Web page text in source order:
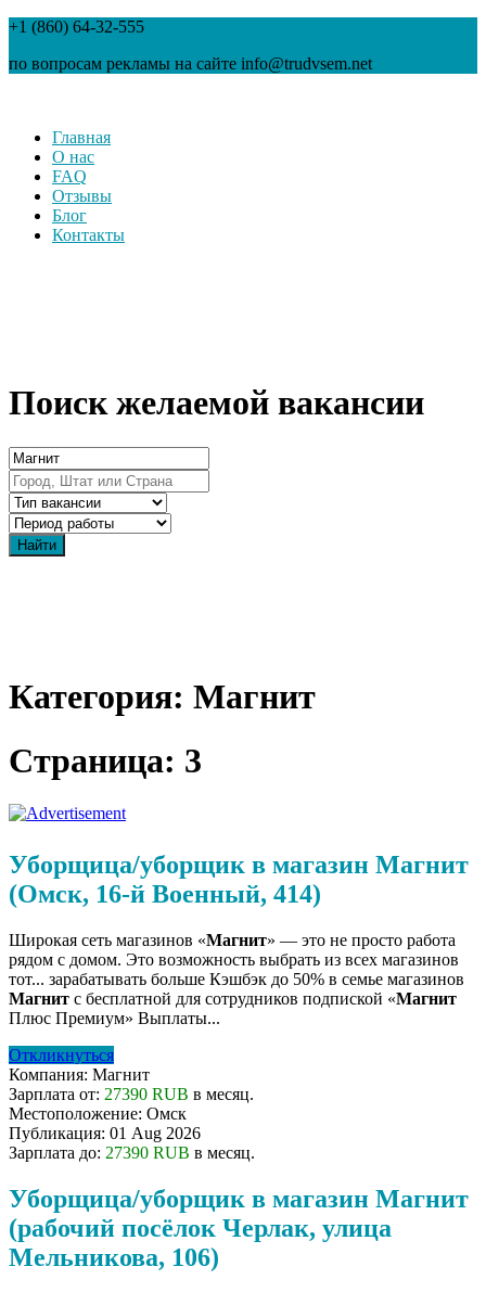
+1 (860) 64-32-555
по вопросам рекламы на сайте info@trudvsem.net
Главная
О нас
FAQ
Отзывы
Блог
Контакты
Поиск желаемой вакансии
Категория: Магнит
Страница: 3
Уборщица/уборщик в магазин Магнит
(Омск, 16-й Военный, 414)
Широкая сеть магазинов «Магнит» — это не просто работа
рядом с домом. Это возможность выбрать из всех магазинов
тот... зарабатывать больше Кэшбэк до 50% в семье магазинов
Магнит с бесплатной для сотрудников подпиской «Магнит
Плюс Премиум» Выплаты...
Откликнуться
Компания: Магнит
Зарплата от: 27390 RUB в месяц.
Местоположение: Омск
Публикация: 01 Aug 2026
Зарплата до: 27390 RUB в месяц.
Уборщица/уборщик в магазин Магнит
(рабочий посёлок Черлак, улица
Мельникова, 106)